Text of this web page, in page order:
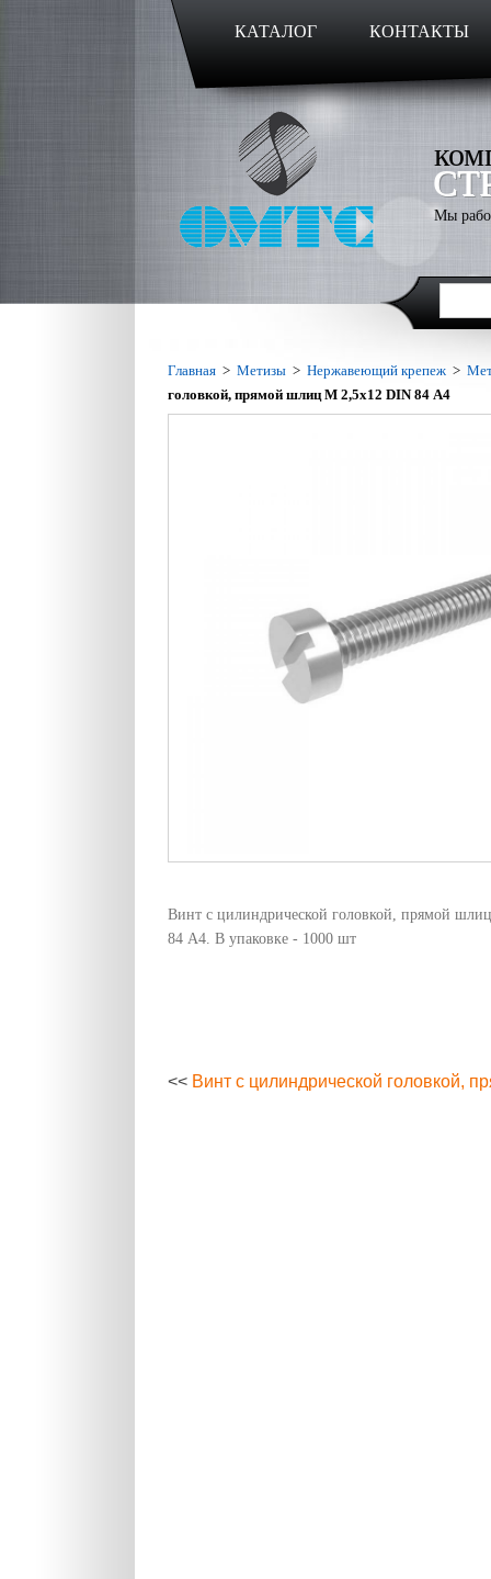
КАТАЛОГ КОНТАКТЫ
Мы
Главная > Метизы > Нержавеющий крепеж >
головкой, прямой шлиц M 2,5х12 DIN 84 А4
Винт с цилиндрической головкой, прямой
84 А4. В упаковке - 1000 шт
<< Винт с цилиндрической головкой,